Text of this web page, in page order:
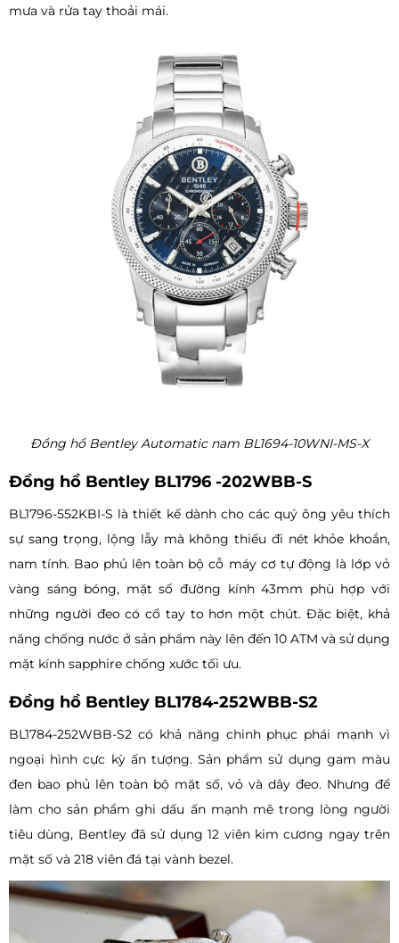
mưa và rửa tay thoải mái.
Đồng hồ Bentley Automatic nam BL1694-10WNI-MS-X
Đồng hồ Bentley BL1796 -202WBB-S
BL1796-552KBI-S là thiết kế dành cho các quý ông yêu thích
sự sang trọng, lộng lẫy mà không thiếu đi nét khỏe khoắn,
nam tính. Bao phủ lên toàn bộ cỗ máy cơ tự động là lớp vỏ
vàng sáng bóng, mặt số đường kính 43mm phù hợp với
những người đeo có cổ tay to hơn một chút. Đặc biệt, khả
năng chống nước ở sản phẩm này lên đến 10 ATM và sử dụng
mặt kính sapphire chống xước tối ưu.
Đồng hồ Bentley BL1784-252WBB-S2
BL1784-252WBB-S2 có khả năng chinh phục phái mạnh vì
ngoại hình cực kỳ ấn tượng. Sản phẩm sử dụng gam màu
đen bao phủ lên toàn bộ mặt số, vỏ và dây đeo. Nhưng để
làm cho sản phẩm ghi dấu ấn mạnh mẽ trong lòng người
tiêu dùng, Bentley đã sử dụng 12 viên kim cương ngay trên
mặt số và 218 viên đá tại vành bezel.